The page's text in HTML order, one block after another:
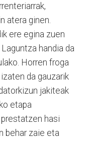
atera ginen.
ere egina zuen
handia da
Horren froga
da gauzarik
jakiteak
etapa
hasi
behar zaie eta